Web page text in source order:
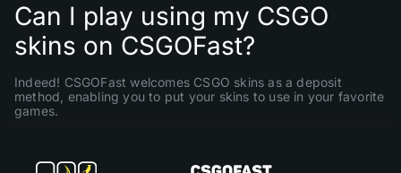
Can I play using my CSGO
skins on CSGOFast?
Indeed! CSGOFast welcomes CSGO skins as a deposit
method, enabling you to put your skins to use in your favorite
games.